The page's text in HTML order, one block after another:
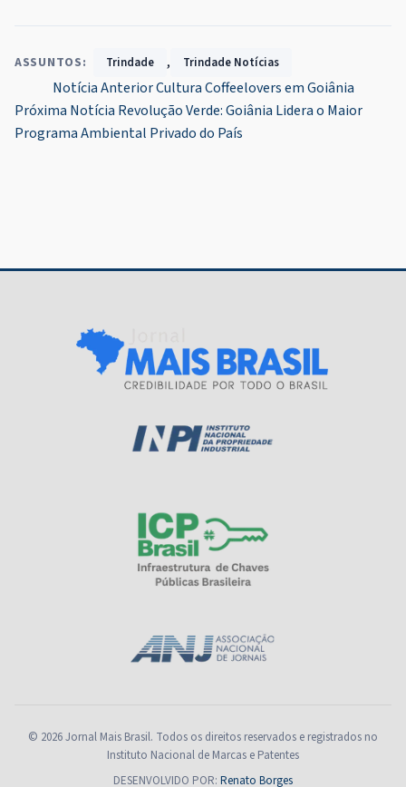
ASSUNTOS: Trindade , Trindade Notícias
Navegação
de
Notícia AnteriorCultura Coffeelovers em Goiânia
Próxima Notícia Revolução Verde: Goiânia Lidera o Maior
Programa Ambiental Privado do País
© 2026 Jornal Mais Brasil. Todos os direitos reservados e registrados no
Instituto Nacional de Marcas e Patentes
DESENVOLVIDO POR: Renato Borges